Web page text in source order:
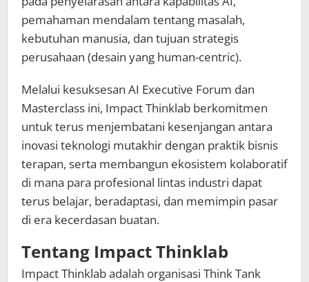
pemahaman mendalam tentang masalah,
kebutuhan manusia, dan tujuan strategis
perusahaan (desain yang human-centric).
Melalui kesuksesan AI Executive Forum dan
Masterclass ini, Impact Thinklab berkomitmen
untuk terus menjembatani kesenjangan antara
inovasi teknologi mutakhir dengan praktik bisnis
terapan, serta membangun ekosistem kolaboratif
di mana para profesional lintas industri dapat
terus belajar, beradaptasi, dan memimpin pasar
di era kecerdasan buatan.
Tentang Impact Thinklab
Impact Thinklab adalah organisasi Think Tank